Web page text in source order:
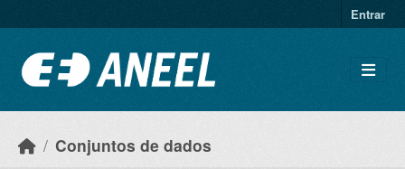
Entrar
Conjuntos de dados